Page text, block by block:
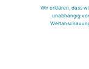
Wir erklären, dass
unabhängig